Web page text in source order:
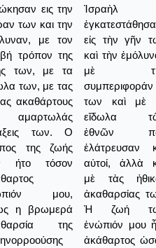
εις την
των και την
με τον
τρόπον της
των, με τα
των, με τας
ακαθάρτους
αμαρτωλάς
των. Ο
της ζωής
ήτο τόσον
μου,
η βρωμερά
της
Ἰσραὴλ
εἰς τὴν γῆν
καὶ τὴν
μὲ
συμπεριφοράν
των καὶ μὲ
εἴδωλα
ἐθνῶν
ἐλάτρευσαν
αὐτοί, ἀλλὰ
μὲ τὰς
ἀκαθαρσίας
Ἡ ζωή
ἐνώπιόν μου
ἀκάθαρτος